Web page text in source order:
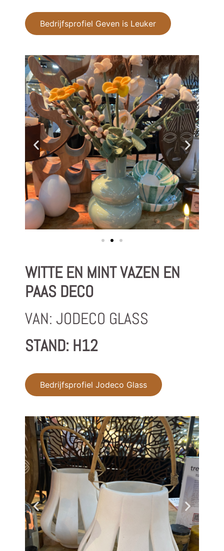
Bedrijfsprofiel Geven is Leuker
WITTE EN MINT VAZEN EN
PAAS DECO
VAN: JODECO GLASS
STAND: H12
Bedrijfsprofiel Jodeco Glass